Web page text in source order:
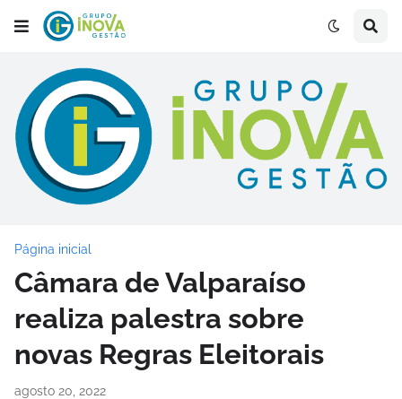
Página inicial
Câmara de Valparaíso
realiza palestra sobre
novas Regras Eleitorais
agosto 20, 2022